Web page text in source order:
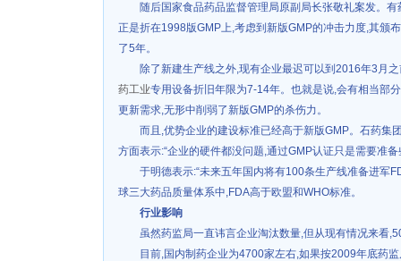
随后国家食品药品监督管理局原副局长张敬礼案发。
正是折在1998版GMP上,考虑到新版GMP的冲击力度,其颁
了5年。
除了新建生产线之外,现有企业最迟可以到2016年3月
药工业专用设备折旧年限为7-14年。也就是说,会有相当部
更新需求,无形中削弱了新版GMP的杀伤力。
而且,优势企业的建设标准已经高于新版GMP。石药集
方面表示:“企业的硬件都没问题,通过GMP认证只是需要准
于明德表示:“未来五年国内将有100条生产线准备进军
球三大药品质量体系中,FDA高于欧盟和WHO标准。
行业影响
虽然药监局一直讳言企业淘汰数量,但从现有情况来看
目前,国内制药企业为4700家左右,如果按2009年底药